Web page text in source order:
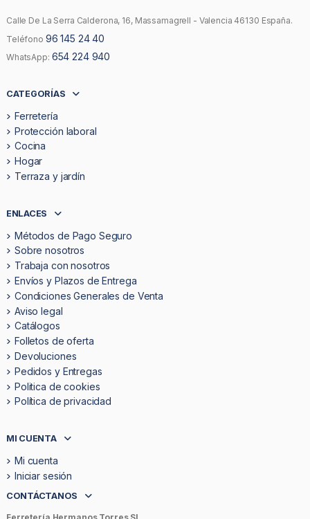
Calle De La Serra Calderona, 16, Massamagrell - Valencia 46130 España.
Teléfono 96 145 24 40
WhatsApp: 654 224 940
CATEGORÍAS
Ferretería
Protección laboral
Cocina
Hogar
Terraza y jardín
ENLACES
Métodos de Pago Seguro
Sobre nosotros
Trabaja con nosotros
Envíos y Plazos de Entrega
Condiciones Generales de Venta
Aviso legal
Catálogos
Folletos de oferta
Devoluciones
Pedidos y Entregas
Politica de cookies
Política de privacidad
MI CUENTA
Mi cuenta
Iniciar sesión
CONTÁCTANOS